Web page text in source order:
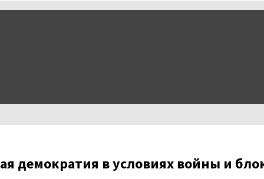
демократия в условиях войны и